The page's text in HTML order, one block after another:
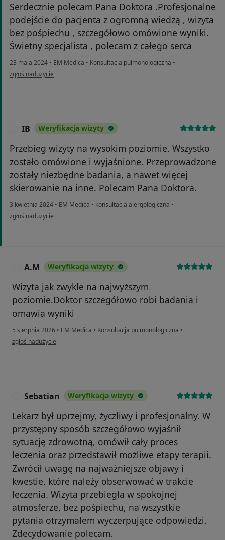
Serdecznie polecam Pana Doktora .Profesjonalne
podejście do pacjenta z ogromną wiedzą , wizyta
bez pośpiechu , szczegółowo omówione wyniki.
Świetny specjalista , polecam z całego serca
23 maja 2024 • EM Medica • Konsultacja pulmonologiczna •
w opinii użytkownika marcelo231
zgłoś nadużycie
IB Weryfikacja wizyty
Przebieg wizyty na wysokim poziomie. Wszystko
zostało omówione i wyjaśnione. Przeprowadzone
zostały niezbędne badania, a nawet więcej
skierowanie na inne. Polecam Pana Doktora.
3 kwietnia 2024 • EM Medica • konsultacja alergologiczna •
w opinii użytkownika IB
zgłoś nadużycie
A.M Weryfikacja wizyty
Wizyta jak zwykle na najwyższym
poziomie.Doktor szczegółowo robi badania i
omawia wyniki
5 sierpnia 2026 • EM Medica • Konsultacja pulmonologiczna •
w opinii użytkownika A.M
zgłoś nadużycie
Sebatian Weryfikacja wizyty
Lekarz był uprzejmy, życzliwy i profesjonalny. W
przystępny sposób szczegółowo wyjaśnił
sytuację zdrowotną, omówił cały proces
leczenia oraz przedstawił możliwe etapy terapii.
Zwrócił uwagę na najważniejsze objawy i
kwestie, które należy obserwować w trakcie
leczenia. Wizyta przebiegła w spokojnej
atmosferze, bez pośpiechu, na wszystkie
pytania otrzymałem wyczerpujące odpowiedzi.
Zdecydowanie polecam.